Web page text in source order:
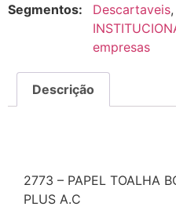
Segmentos:
Descartaveis,
empresas
Descrição
2773 – PAPEL TOALHA
PLUS A.C